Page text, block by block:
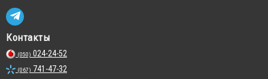
Контакты
(050) 024-24-52
(067) 741-47-32